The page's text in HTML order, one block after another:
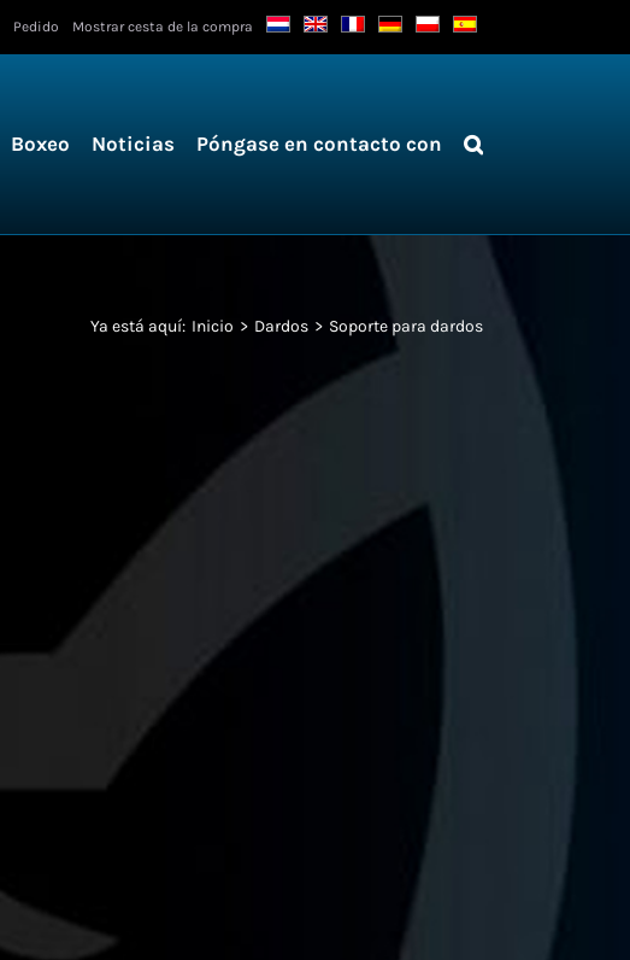
Pedido Mostrar cesta de la compra
Boxeo Noticias Póngase en contacto con
Ya está aquí: Inicio Dardos Soporte para dardos